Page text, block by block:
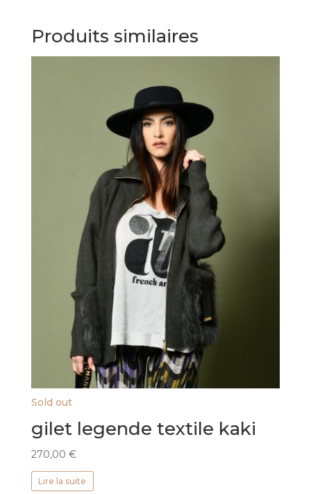
Produits similaires
Sold out
gilet legende textile kaki
270,00 €
Lire la suite